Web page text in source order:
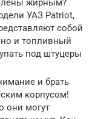
жирным?
УАЗ Patriot,
собой
и топливный
под штуцеры
и брать
корпусом!
они могут